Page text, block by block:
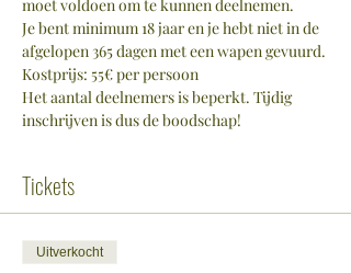
moet voldoen om te kunnen deelnemen.
Je bent minimum 18 jaar en je hebt niet in de
afgelopen 365 dagen met een wapen gevuurd.
Kostprijs: 55€ per persoon
Het aantal deelnemers is beperkt. Tijdig
inschrijven is dus de boodschap!
Tickets
Uitverkocht